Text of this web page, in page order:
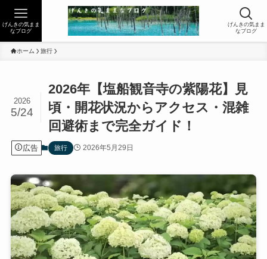
げんきの気まま
なブログ
げんきの気まま
なブログ
ホーム 旅行
2026年【塩船観音寺の紫陽花】見
頃・開花状況からアクセス・混雑
回避術まで完全ガイド！
2026
5/24
広告 旅行 2026年5月29日